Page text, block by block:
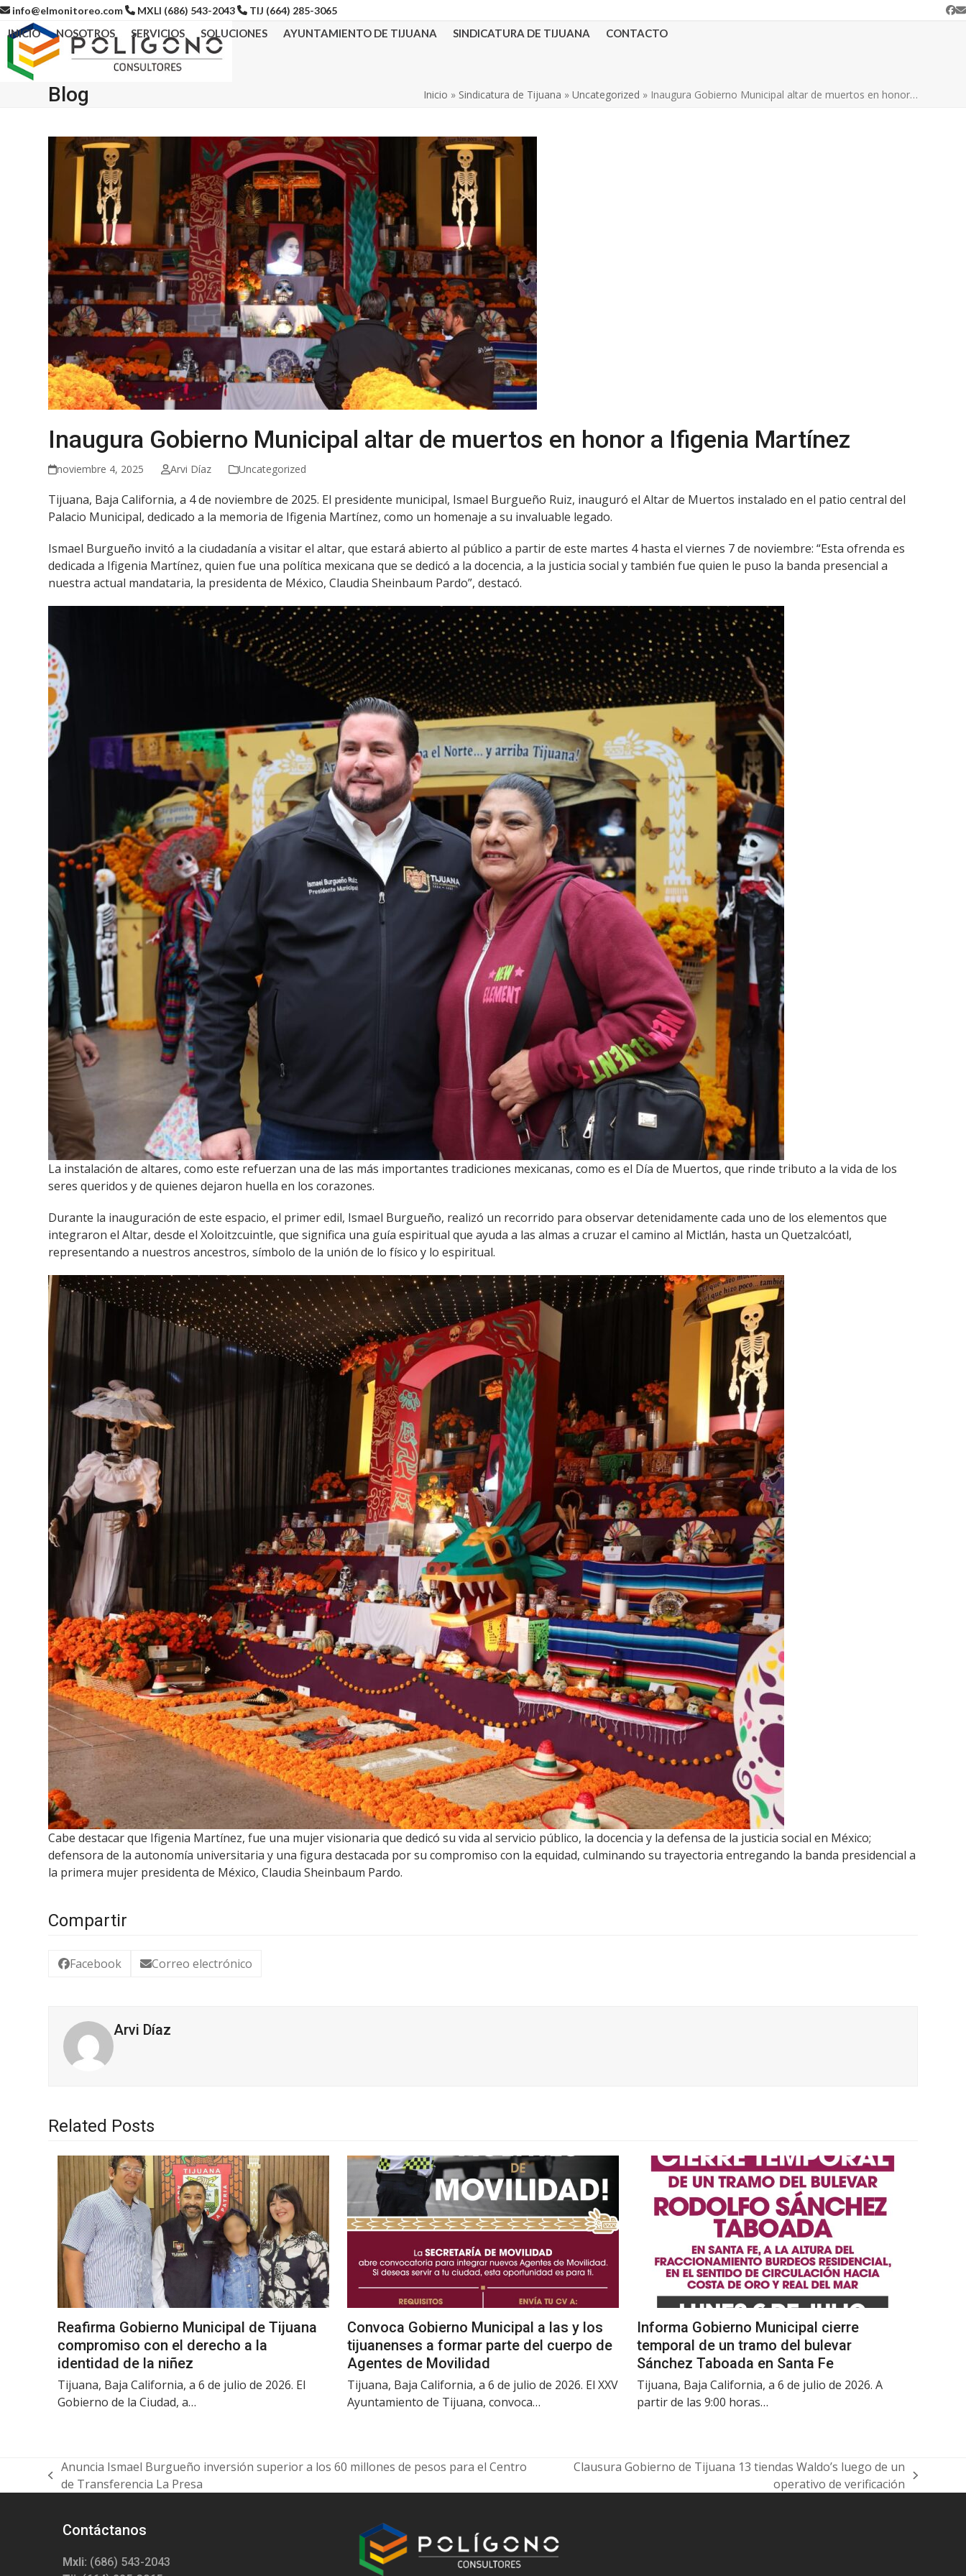
Skip
content
info@elmonitoreo.com MXLI (686) 543-2043 TIJ (664) 285-3065
INICIO NOSOTROS SERVICIOS SOLUCIONES AYUNTAMIENTO DE TIJUANA SINDICATURA DE TIJUANA CONTACTO
Blog Inicio » Sindicatura de Tijuana » Uncategorized » Inaugura Gobierno Municipal altar de muertos en honor…
Inaugura Gobierno Municipal altar de muertos en honor a Ifigenia Martínez
noviembre 4, 2025 Arvi Díaz Uncategorized
Tijuana, Baja California, a 4 de noviembre de 2025. El presidente municipal, Ismael Burgueño Ruiz, inauguró el Altar de Muertos instalado en el patio central del
Palacio Municipal, dedicado a la memoria de Ifigenia Martínez, como un homenaje a su invaluable legado.
Ismael Burgueño invitó a la ciudadanía a visitar el altar, que estará abierto al público a partir de este martes 4 hasta el viernes 7 de noviembre: “Esta ofrenda es
dedicada a Ifigenia Martínez, quien fue una política mexicana que se dedicó a la docencia, a la justicia social y también fue quien le puso la banda presencial a
nuestra actual mandataria, la presidenta de México, Claudia Sheinbaum Pardo”, destacó.
La instalación de altares, como este refuerzan una de las más importantes tradiciones mexicanas, como es el Día de Muertos, que rinde tributo a la vida de los
seres queridos y de quienes dejaron huella en los corazones.
Durante la inauguración de este espacio, el primer edil, Ismael Burgueño, realizó un recorrido para observar detenidamente cada uno de los elementos que
integraron el Altar, desde el Xoloitzcuintle, que significa una guía espiritual que ayuda a las almas a cruzar el camino al Mictlán, hasta un Quetzalcóatl,
representando a nuestros ancestros, símbolo de la unión de lo físico y lo espiritual.
Cabe destacar que Ifigenia Martínez, fue una mujer visionaria que dedicó su vida al servicio público, la docencia y la defensa de la justicia social en México;
defensora de la autonomía universitaria y una figura destacada por su compromiso con la equidad, culminando su trayectoria entregando la banda presidencial a
la primera mujer presidenta de México, Claudia Sheinbaum Pardo.
Compartir
Facebook Correo electrónico
Arvi Díaz
Related Posts
Reafirma Gobierno Municipal de Tijuana
compromiso con el derecho a la
identidad de la niñez
Tijuana, Baja California, a 6 de julio de 2026. El
Gobierno de la Ciudad, a…
Convoca Gobierno Municipal a las y los
tijuanenses a formar parte del cuerpo de
Agentes de Movilidad
Tijuana, Baja California, a 6 de julio de 2026. El XXV
Ayuntamiento de Tijuana, convoca…
Informa Gobierno Municipal cierre
temporal de un tramo del bulevar
Sánchez Taboada en Santa Fe
Tijuana, Baja California, a 6 de julio de 2026. A
partir de las 9:00 horas…
previous
Anuncia Ismael Burgueño inversión superior a los 60 millones de pesos para el Centro
de Transferencia La Presa
Clausura Gobierno de Tijuana 13 tiendas Waldo’s luego de un
operativo de verificación
Contáctanos
Mxli: (686) 543-2043